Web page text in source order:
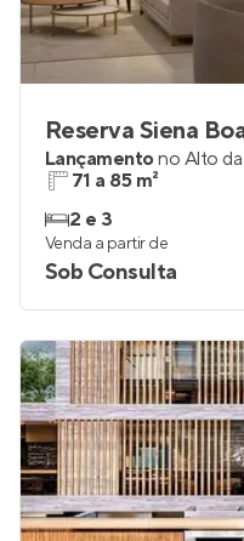
Reserva Siena
Lançamentono Alto
71 a 85 m²
2 e 3
Venda a partir de
Sob Consulta